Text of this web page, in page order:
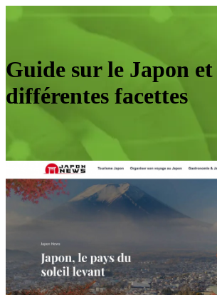
Guide sur le Japon et
différentes facettes